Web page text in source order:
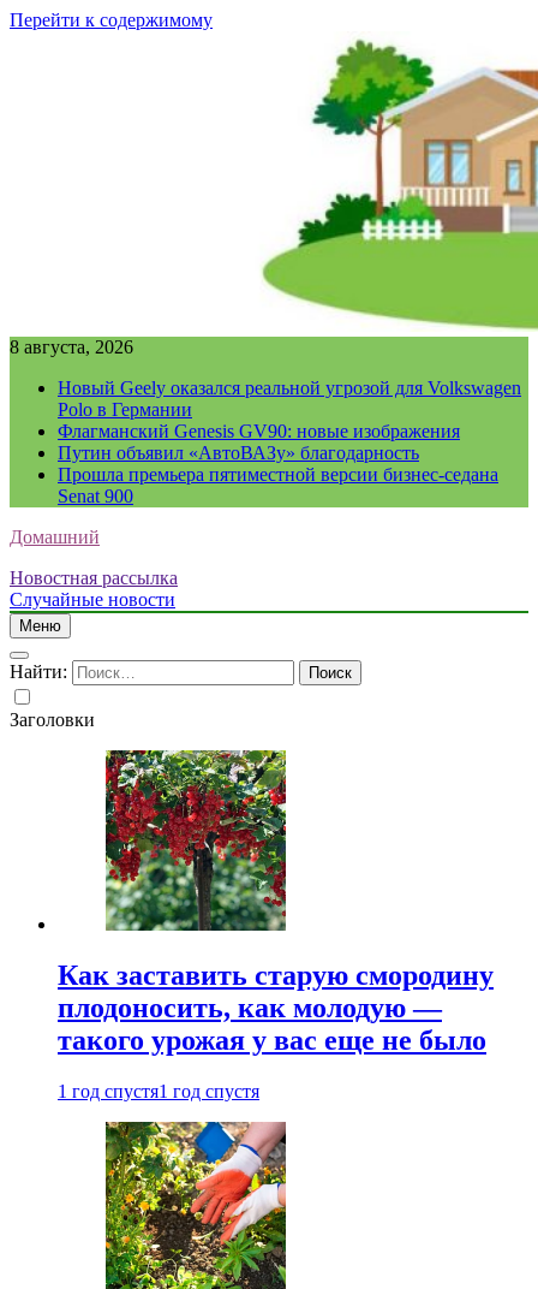
Перейти к содержимому
8 августа, 2026
Новый Geely оказался реальной угрозой для Volkswagen
Polo в Германии
Флагманский Genesis GV90: новые изображения
Путин объявил «АвтоВАЗу» благодарность
Прошла премьера пятиместной версии бизнес-седана
Senat 900
Домашний
Новостная рассылка
Случайные новости
Меню
Найти:
Заголовки
Как заставить старую смородину
плодоносить, как молодую —
такого урожая у вас еще не было
1 год спустя1 год спустя